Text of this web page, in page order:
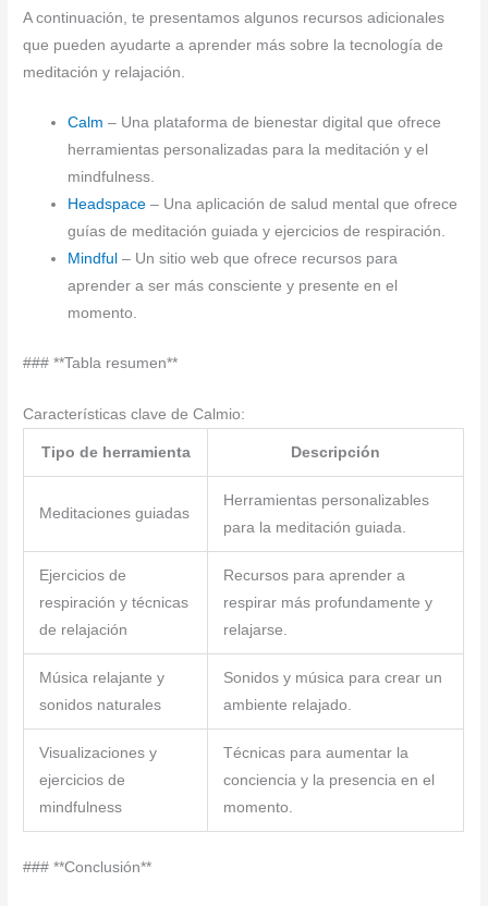
A continuación, te presentamos algunos recursos adicionales
que pueden ayudarte a aprender más sobre la tecnología de
meditación y relajación.
Calm – Una plataforma de bienestar digital que ofrece
herramientas personalizadas para la meditación y el
mindfulness.
Headspace – Una aplicación de salud mental que ofrece
guías de meditación guiada y ejercicios de respiración.
Mindful – Un sitio web que ofrece recursos para
aprender a ser más consciente y presente en el
momento.
### **Tabla resumen**
Características clave de Calmio:
Tipo de herramienta Descripción
Meditaciones guiadas
Herramientas personalizables
para la meditación guiada.
Ejercicios de
respiración y técnicas
de relajación
Recursos para aprender a
respirar más profundamente y
relajarse.
Música relajante y
sonidos naturales
Sonidos y música para crear un
ambiente relajado.
Visualizaciones y
ejercicios de
mindfulness
Técnicas para aumentar la
conciencia y la presencia en el
momento.
### **Conclusión**